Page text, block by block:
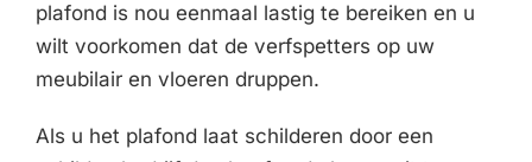
plafond is nou eenmaal lastig te bereiken en u
wilt voorkomen dat de verfspetters op uw
meubilair en vloeren druppen.
Als u het plafond laat schilderen door een